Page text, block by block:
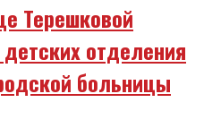
Терешковой
отделения
больницы